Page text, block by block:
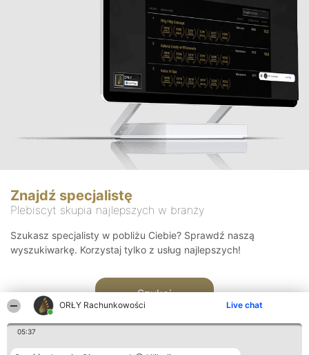
ORŁY Rachunkowości Live chat
05:37
Znajdź specjalistę
Plebiscyt skupia najlepszych w branży
Szukasz specjalisty w pobliżu Ciebie? Sprawdź naszą
wyszukiwarkę. Korzystaj tylko z usług najlepszych!
Szukaj